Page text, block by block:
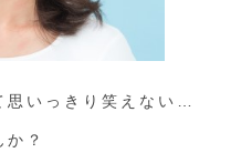
思いっきり笑えない…
？